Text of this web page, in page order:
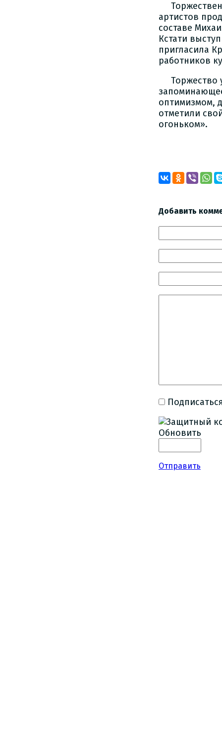
артистов
составе
Кстати
пригласила
работников
Торжество у
оптимизмом,
отметили
огоньком».
Добавить
Обновить
Отправить